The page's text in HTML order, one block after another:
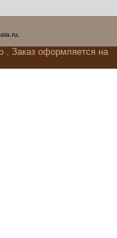
. Заказ оформляется на